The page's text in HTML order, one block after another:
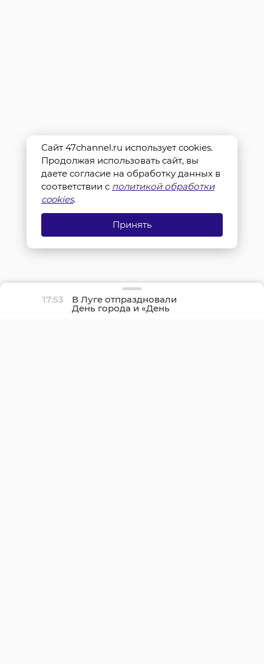
17:53 В Луге отпраздновали
День города и «День
детства»
Сайт 47channel.ru использует cookies.
Продолжая использовать сайт, вы
даете согласие на обработку данных в
соответствии с политикой обработки
cookies.
Принять